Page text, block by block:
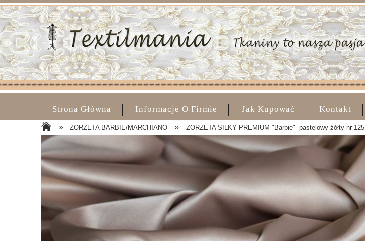
Strona Główna Informacje O Firmie Jak Kupować Kontakt
» ŻORŻETA BARBIE/MARCHIANO » ŻORŻETA SILKY PREMIUM "Barbie"- pastelowy żółty nr 125